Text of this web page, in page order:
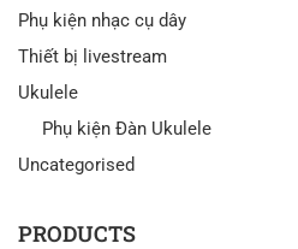
Phụ kiện nhạc cụ dây
Thiết bị livestream
Ukulele
Phụ kiện Đàn Ukulele
Uncategorised
PRODUCTS